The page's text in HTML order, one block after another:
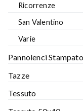
Ricorrenze
San Valentino
Varie
Pannolenci
Tazze
Tessuto